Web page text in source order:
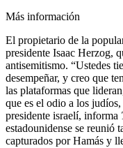
Más información
El propietario de la
presidente Isaac Herzog,
antisemitismo. “Ustedes
desempeñar, y creo que
las plataformas que
que es el odio a los
presidente israelí, informa
estadounidense se reunió
capturados por Hamás y